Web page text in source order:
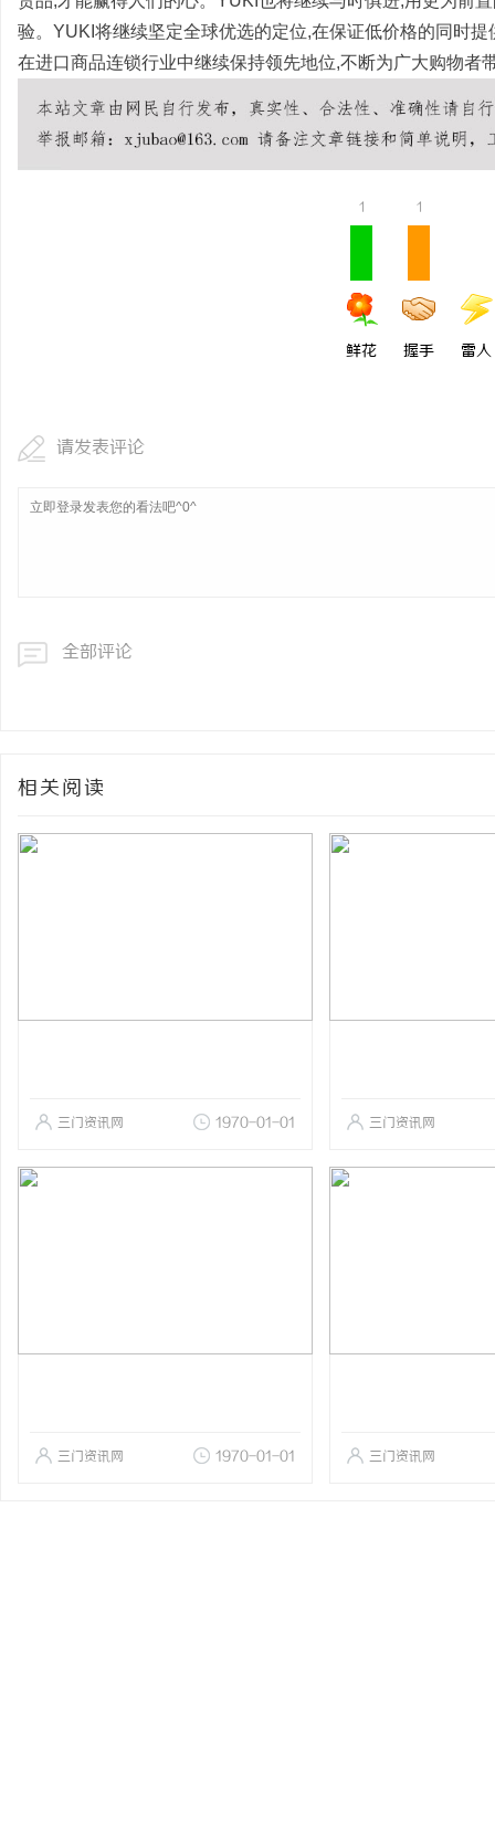
验。YUKI将继续坚定全球优选的定位,在保证低价格的同时
在进口商品连锁行业中继续保持领先地位,不断为广大购物者
1
鲜花
1
握手 雷人
请发表评论
全部评论
相关阅读
三门资讯网 1970-01-01 三门资讯网
三门资讯网 1970-01-01 三门资讯网